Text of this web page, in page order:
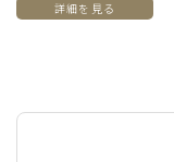
詳細を見る